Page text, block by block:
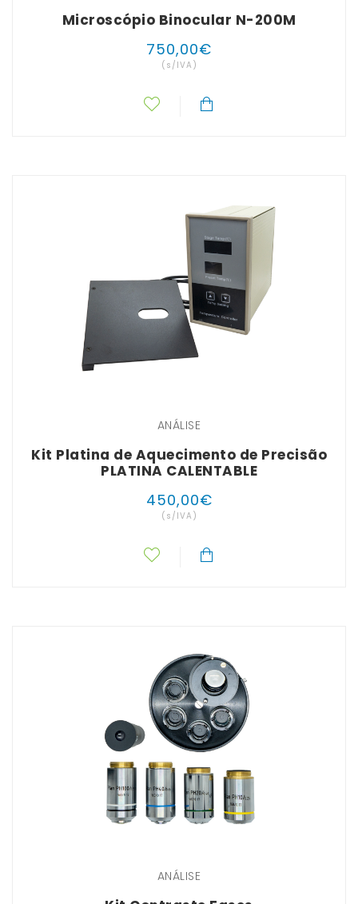
Microscópio Binocular N-200M
750,00€
(s/IVA)
ANÁLISE
Kit Platina de Aquecimento de Precisão
PLATINA CALENTABLE
450,00€
(s/IVA)
ANÁLISE